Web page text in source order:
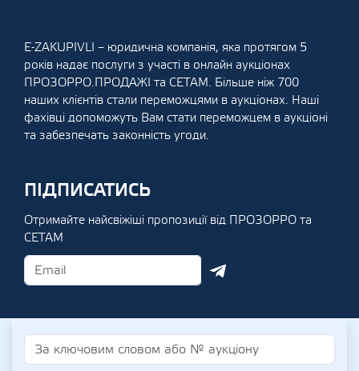
E-ZAKUPIVLI – юридична компанія, яка протягом 5
років надає послуги з участі в онлайн аукціонах
ПРОЗОРРО.ПРОДАЖІ та СЕТАМ. Більше ніж 700
наших клієнтів стали переможцями в аукціонах. Наші
фахівці допоможуть Вам стати переможцем в аукціоні
та забезпечать законність угоди.
ПІДПИСАТИСЬ
Отримайте найсвіжіші пропозиції від ПРОЗОРРО та
СЕТАМ